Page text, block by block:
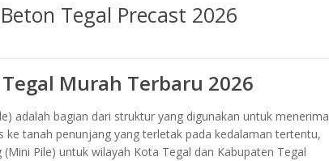
Tegal Precast 2026
Murah Terbaru 2026
adalah bagian dari struktur yang digunakan untuk menerima
tanah penunjang yang terletak pada kedalaman tertentu,
Pile) untuk wilayah Kota Tegal dan Kabupaten Tegal